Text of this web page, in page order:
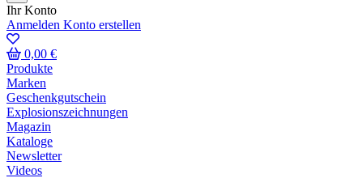
Ihr Konto
Anmelden Konto erstellen
0,00 €
Produkte
Marken
Geschenkgutschein
Explosionszeichnungen
Magazin
Kataloge
Newsletter
Videos